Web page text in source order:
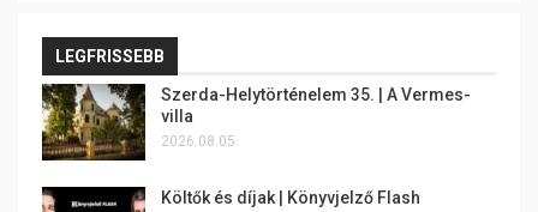
LEGFRISSEBB
Szerda-Helytörténelem 35. | A Vermes-
villa
2026.08.05.
Költők és díjak | Könyvjelző Flash